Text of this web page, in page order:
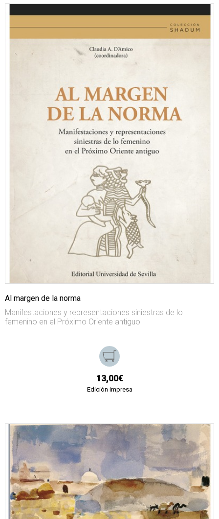
Al margen de la norma
Manifestaciones y representaciones siniestras de lo
femenino en el Próximo Oriente antiguo
13,00€
Edición impresa